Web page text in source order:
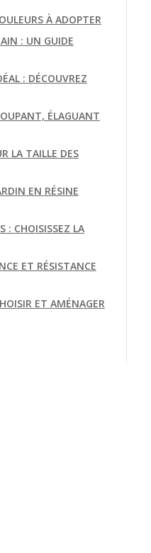
À ADOPTER
: UN GUIDE
: DÉCOUVREZ
ÉLAGUANT
LA TAILLE DES
EN RÉSINE
: CHOISISSEZ LA
ET RÉSISTANCE
ET AMÉNAGER